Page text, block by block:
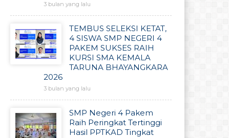
3 bulan yang lalu
TEMBUS SELEKSI KETAT,
4 SISWA SMP NEGERI 4
PAKEM SUKSES RAIH
KURSI SMA KEMALA
TARUNA BHAYANGKARA
2026
3 bulan yang lalu
SMP Negeri 4 Pakem
Raih Peringkat Tertinggi
Hasil PPTKAD Tingkat